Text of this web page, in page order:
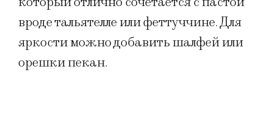
вроде тальятелле или феттуччине. Для
яркости можно добавить шалфей или
орешки пекан.